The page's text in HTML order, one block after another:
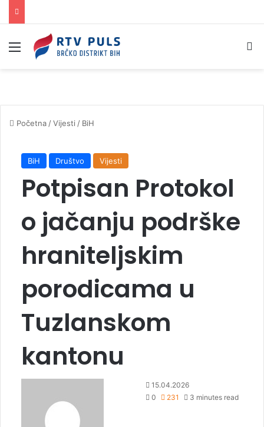
Izbornik
Početna /Vijesti / BiH
BiH Društvo Vijesti
Potpisan Protokol
o jačanju podrške
hraniteljskim
porodicama u
Tuzlanskom
kantonu
15.04.2026
0
231 3 minutes read